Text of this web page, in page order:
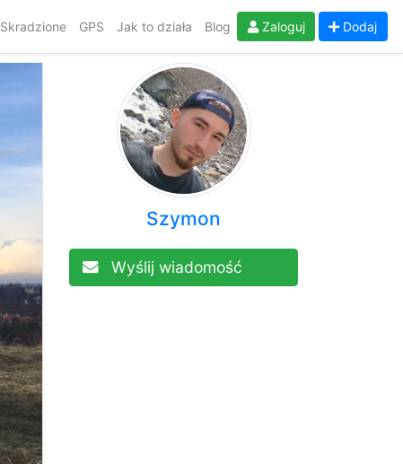
Skradzione GPS Jak to działa Blog Zaloguj Dodaj
Szymon
Wyślij wiadomość